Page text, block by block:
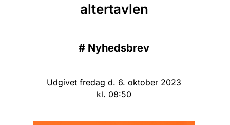
altertavlen
# Nyhedsbrev
Udgivet fredag d. 6. oktober 2023
kl. 08:50